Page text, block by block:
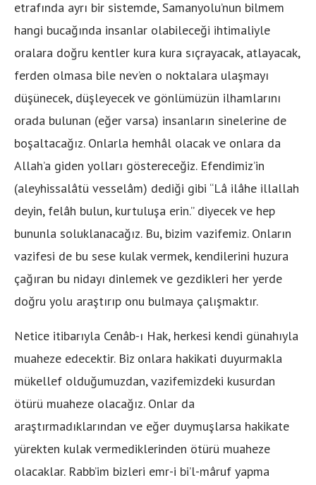
etrafında ayrı bir sistemde, Samanyolu’nun bilmem
hangi bucağında insanlar olabileceği ihtimaliyle
oralara doğru kentler kura kura sıçrayacak, atlayacak,
ferden olmasa bile nev’en o noktalara ulaşmayı
düşünecek, düşleyecek ve gönlümüzün ilhamlarını
orada bulunan (eğer varsa) insanların sinelerine de
boşaltacağız. Onlarla hemhâl olacak ve onlara da
Allah’a giden yolları göstereceğiz. Efendimiz’in
(aleyhissalâtü vesselâm) dediği gibi “Lâ ilâhe illallah
deyin, felâh bulun, kurtuluşa erin.” diyecek ve hep
bununla soluklanacağız. Bu, bizim vazifemiz. Onların
vazifesi de bu sese kulak vermek, kendilerini huzura
çağıran bu nidayı dinlemek ve gezdikleri her yerde
doğru yolu araştırıp onu bulmaya çalışmaktır.
Netice itibarıyla Cenâb-ı Hak, herkesi kendi günahıyla
muaheze edecektir. Biz onlara hakikati duyurmakla
mükellef olduğumuzdan, vazifemizdeki kusurdan
ötürü muaheze olacağız. Onlar da
araştırmadıklarından ve eğer duymuşlarsa hakikate
yürekten kulak vermediklerinden ötürü muaheze
olacaklar. Rabb’im bizleri emr-i bi’l-mâruf yapma